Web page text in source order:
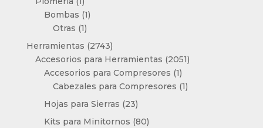
producto
Bombas 11
Otras 11
producto
Herramientas 27432743
productos
Accesorios para Herramientas 20512051
Accesorios para Compresores 11
producto
Cabezales para Compresores 11
Hojas para Sierras 2323
productos
Kits para Minitornos 8080